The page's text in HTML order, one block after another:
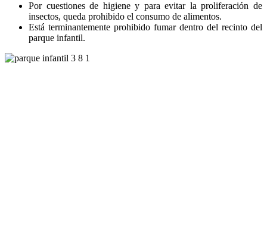
Por cuestiones de higiene y para evitar la proliferación de
insectos, queda prohibido el consumo de alimentos.
Está terminantemente prohibido fumar dentro del recinto del
parque infantil.